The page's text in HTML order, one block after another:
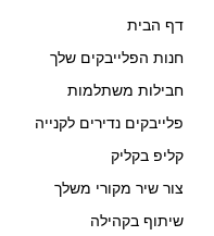
דף הבית
חנות הפלייבקים שלך
חבילות משתלמות
פלייבקים נדירים לקנייה
קליפ בקליק
צור שיר מקורי משלך
שיתוף בקהילה